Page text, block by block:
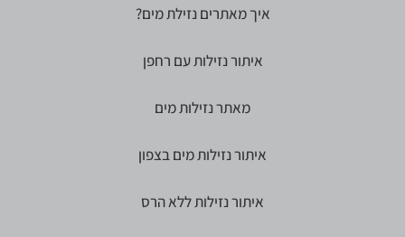
איך מאתרים נזילת מים?
איתור נזילות עם רחפן
מאתר נזילות מים
איתור נזילות מים בצפון
איתור נזילות ללא הרס